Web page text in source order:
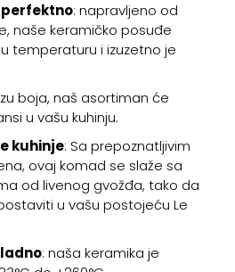
perfektno: napravljeno od
naše keramičko posuđe
temperaturu i izuzetno je
boja, naš asortiman će
u vašu kuhinju.
kuhinje: Sa prepoznatljivim
ovaj komad se slaže sa
od livenog gvožđa, tako da
u vašu postojeću Le
: naša keramika je